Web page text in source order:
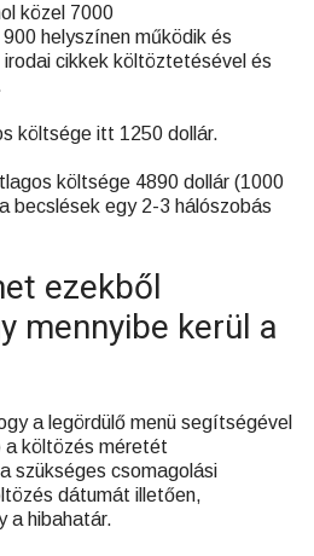
közel 7000
helyszínen működik és
cikkek költöztetésével és
költsége itt 1250 dollár.
költsége 4890 dollár (1000
becslések egy 2-3 hálószobás
ezekből
mennyibe kerül a
a legördülő menü segítségével
a költözés méretét
szükséges csomagolási
dátumát illetően,
a hibahatár.